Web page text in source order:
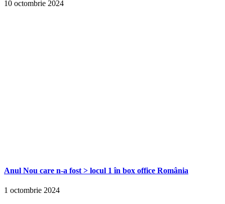
10 octombrie 2024
Anul Nou care n-a fost > locul 1 în box office România
1 octombrie 2024